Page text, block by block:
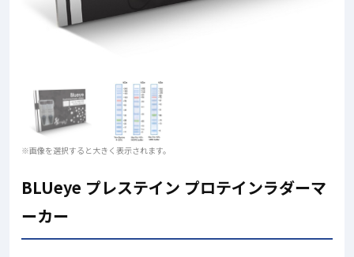
※画像を選択すると大きく表示されます。
BLUeye プレステイン プロテインラダーマ
ーカー